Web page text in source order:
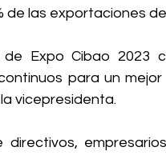
las exportaciones
Expo Cibao 2023
para un
vicepresidenta.